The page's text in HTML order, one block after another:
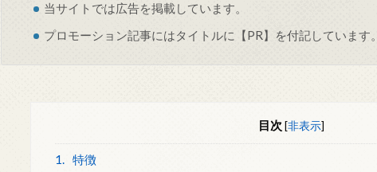
当サイトでは広告を掲載しています。
プロモーション記事にはタイトルに【PR】を付記しています。
目次 [非表示]
1. 特徴